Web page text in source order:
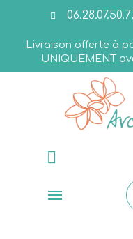
Livraison offerte à
UNIQUEMENT